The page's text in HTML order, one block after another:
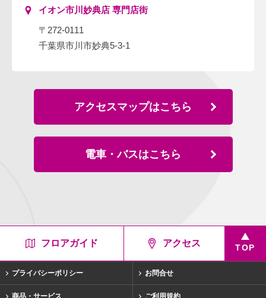
イオン市川妙典店 専門店街
〒272-0111
千葉県市川市妙典5-3-1
アクセスマップはこちら
電車・バスはこちら
フロアガイド アクセス TOP
プライバシーポリシー お問合せ
商品・サービス ご利用規約